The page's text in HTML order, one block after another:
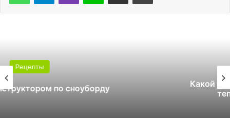
Какой поликарбонат выбрать для
теплицы: 4 или 6 мм